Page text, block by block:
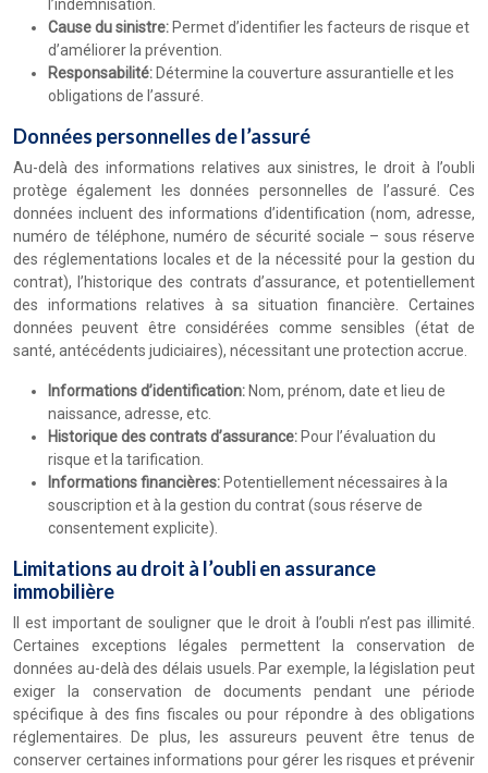
l’indemnisation.
Cause du sinistre: Permet d’identifier les facteurs de risque et
d’améliorer la prévention.
Responsabilité: Détermine la couverture assurantielle et les
obligations de l’assuré.
Données personnelles de l’assuré
Au-delà des informations relatives aux sinistres, le droit à l’oubli
protège également les données personnelles de l’assuré. Ces
données incluent des informations d’identification (nom, adresse,
numéro de téléphone, numéro de sécurité sociale – sous réserve
des réglementations locales et de la nécessité pour la gestion du
contrat), l’historique des contrats d’assurance, et potentiellement
des informations relatives à sa situation financière. Certaines
données peuvent être considérées comme sensibles (état de
santé, antécédents judiciaires), nécessitant une protection accrue.
Informations d’identification: Nom, prénom, date et lieu de
naissance, adresse, etc.
Historique des contrats d’assurance: Pour l’évaluation du
risque et la tarification.
Informations financières: Potentiellement nécessaires à la
souscription et à la gestion du contrat (sous réserve de
consentement explicite).
Limitations au droit à l’oubli en assurance
immobilière
Il est important de souligner que le droit à l’oubli n’est pas illimité.
Certaines exceptions légales permettent la conservation de
données au-delà des délais usuels. Par exemple, la législation peut
exiger la conservation de documents pendant une période
spécifique à des fins fiscales ou pour répondre à des obligations
réglementaires. De plus, les assureurs peuvent être tenus de
conserver certaines informations pour gérer les risques et prévenir